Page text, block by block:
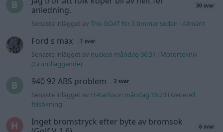
anledning.
30 svar
Senaste inlägget avThe-GOAT för 5 timmar sedan iAllmänt
Ford s max 1 svar
Senaste inlägget av nucken måndag 06:31 i Motorteknik
(Grundläggande)
940 92 ABS problem 2 svar
Senaste inlägget av H-Karlsson måndag 16:23 i Generell
felsökning
Inget bromstryck efter byte av bromsok
6 svar